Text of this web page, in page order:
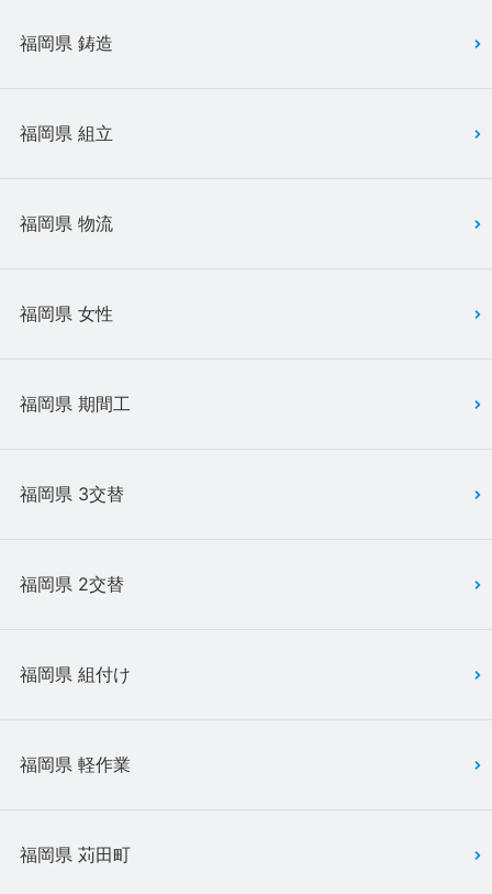
福岡県 鋳造
福岡県 組立
福岡県 物流
福岡県 女性
福岡県 期間工
福岡県 3交替
福岡県 2交替
福岡県 組付け
福岡県 軽作業
福岡県 苅田町